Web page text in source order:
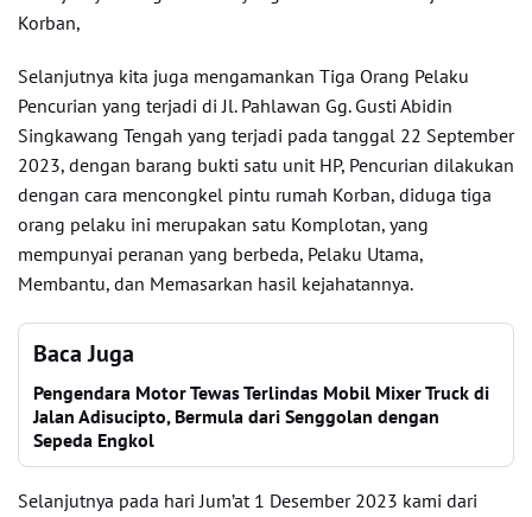
Korban,
Selanjutnya kita juga mengamankan Tiga Orang Pelaku
Pencurian yang terjadi di Jl. Pahlawan Gg. Gusti Abidin
Singkawang Tengah yang terjadi pada tanggal 22 September
2023, dengan barang bukti satu unit HP, Pencurian dilakukan
dengan cara mencongkel pintu rumah Korban, diduga tiga
orang pelaku ini merupakan satu Komplotan, yang
mempunyai peranan yang berbeda, Pelaku Utama,
Membantu, dan Memasarkan hasil kejahatannya.
Baca Juga
Pengendara Motor Tewas Terlindas Mobil Mixer Truck di
Jalan Adisucipto, Bermula dari Senggolan dengan
Sepeda Engkol
Selanjutnya pada hari Jum’at 1 Desember 2023 kami dari